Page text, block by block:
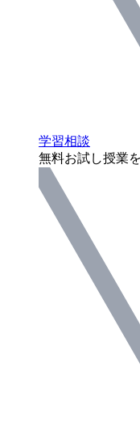
学習相談
無料お試し授業